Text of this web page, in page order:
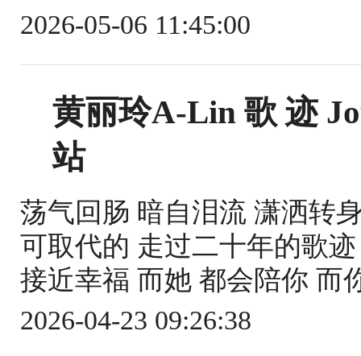
2026-05-06 11:45:00
黄丽玲A-Lin 歌 迹
站
荡气回肠 暗自泪流 潇洒转
可取代的 走过二十年的歌
接近幸福 而她 都会陪你 而
2026-04-23 09:26:38